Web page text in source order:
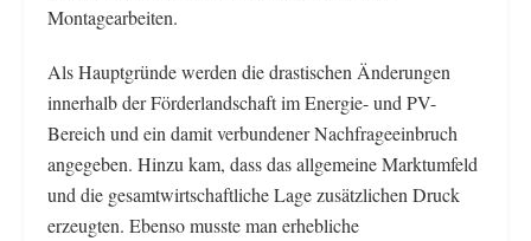
Montagearbeiten.
Als Hauptgründe werden die drastischen Änderungen
innerhalb der Förderlandschaft im Energie- und PV-
Bereich und ein damit verbundener Nachfrageeinbruch
angegeben. Hinzu kam, dass das allgemeine Marktumfeld
und die gesamtwirtschaftliche Lage zusätzlichen Druck
erzeugten. Ebenso musste man erhebliche